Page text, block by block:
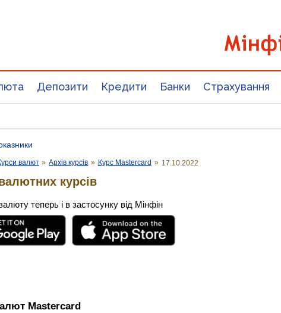
Депозити Кредити Банки Страхування
валют » Архів курсів » Курс Mastercard » 17.10.2022
курсів
теперь і в застосунку від Мінфін
Mastercard